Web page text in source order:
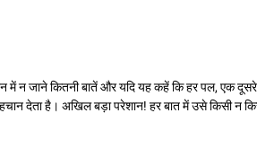
न जाने कितनी बातें और यदि यह कहें कि हर पल, एक
देता है। अखिल बड़ा परेशान! हर बात में उसे किसी न